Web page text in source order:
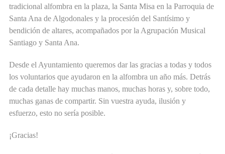
tradicional alfombra en la plaza, la Santa Misa en la Parroquia de
Santa Ana de Algodonales y la procesión del Santísimo y
bendición de altares, acompañados por la Agrupación Musical
Santiago y Santa Ana.
Desde el Ayuntamiento queremos dar las gracias a todas y todos
los voluntarios que ayudaron en la alfombra un año más. Detrás
de cada detalle hay muchas manos, muchas horas y, sobre todo,
muchas ganas de compartir. Sin vuestra ayuda, ilusión y
esfuerzo, esto no sería posible.
¡Gracias!